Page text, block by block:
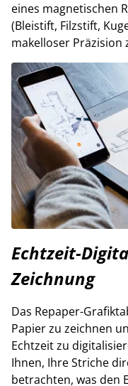
eines magnetischen
(Bleistift, Filzstift,
makelloser Präzision
Echtzeit-
Zeichnung
Das Repaper-
Papier zu zeichnen
Echtzeit zu
Ihnen, Ihre Striche
betrachten, was den